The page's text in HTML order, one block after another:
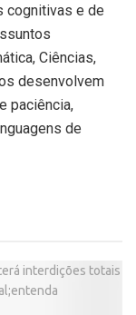
cognitivas e de
Ciências,
desenvolvem
paciência,
de